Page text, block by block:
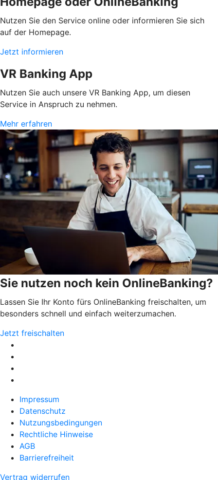
Nutzen Sie den Service online oder informieren Sie sich
auf der Homepage.
Jetzt informieren
VR Banking App
Nutzen Sie auch unsere VR Banking App, um diesen
Service in Anspruch zu nehmen.
Mehr erfahren
Sie nutzen noch kein OnlineBanking?
Lassen Sie Ihr Konto fürs OnlineBanking freischalten, um
besonders schnell und einfach weiterzumachen.
Jetzt freischalten
Impressum
Datenschutz
Nutzungsbedingungen
Rechtliche Hinweise
AGB
Barrierefreiheit
Vertrag widerrufen